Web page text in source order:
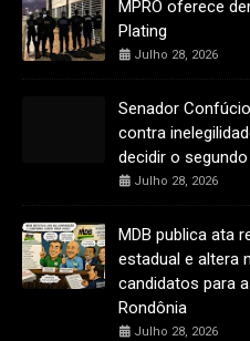
MPRO oferece
Plating
Julho 28, 2026
Senador
contra
decidir o
Julho 28, 2026
MDB publica ata
estadual e altera
candidatos para
Rondônia
Julho 28, 2026